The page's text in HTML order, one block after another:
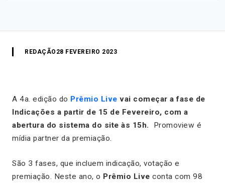
REDAÇÃO 28 FEVEREIRO 2023
A 4a. edição do Prêmio Live vai começar a fase de
Indicações a partir de 15 de Fevereiro, com a
abertura do sistema do site às 15h. Promoview é
mídia partner da premiação.
São 3 fases, que incluem indicação, votação e
premiação. Neste ano, o Prêmio Live conta com 98